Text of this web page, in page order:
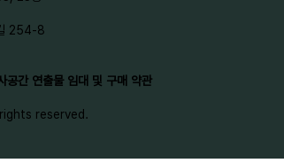
254-8
공간 연출물 임대 및 구매 약관
reserved.